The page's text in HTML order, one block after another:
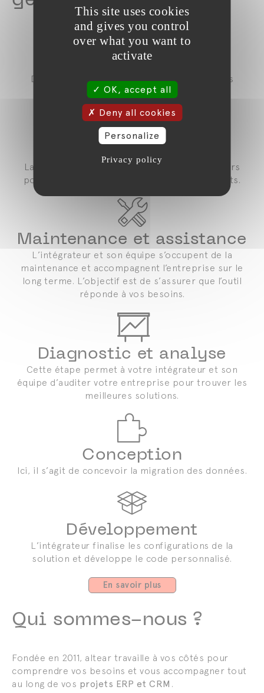
Déploiement
Durant le déploiement, vous allez migrer vos
données vers la nouvelle solution.
Test
La phase de test permet de déceler les erreurs
potentielles et effectuer quelques ajustements.
Maintenance et assistance
L’intégrateur et son équipe s’occupent de la
maintenance et accompagnent l’entreprise sur le
long terme. L’objectif est de s’assurer que l’outil
réponde à vos besoins.
Diagnostic et analyse
Cette étape permet à votre intégrateur et son
équipe d’auditer votre entreprise pour trouver les
meilleures solutions.
Conception
Ici, il s’agit de concevoir la migration des données.
Développement
L’intégrateur finalise les configurations de la
solution et développe le code personnalisé.
En savoir plus
Qui sommes-nous ?
Fondée en 2011, altear travaille à vos côtés pour
comprendre vos besoins et vous accompagner tout
au long de vos projets ERP et CRM .
This site uses cookies
and gives you control
over what you want to
activate
OK, accept all
Deny all cookies
Personalize
Privacy policy